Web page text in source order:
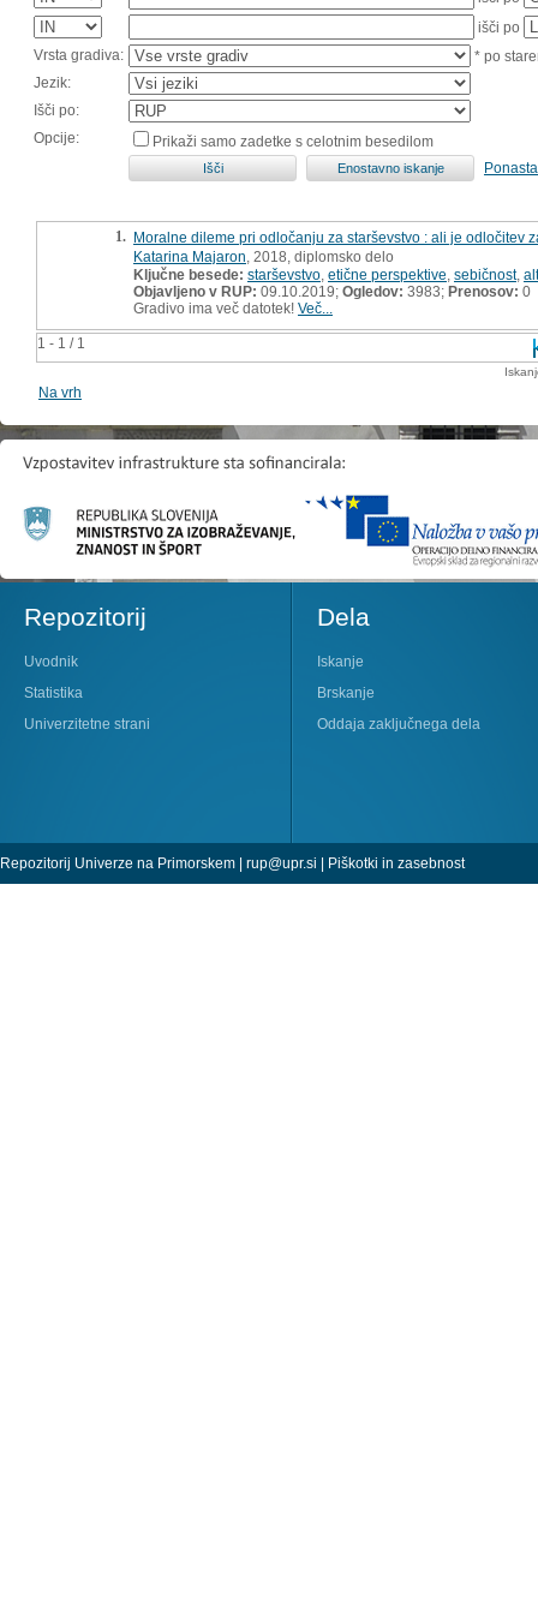
išči po
Vrsta gradiva:
* po
Jezik:
Išči po:
Opcije:
Prikaži samo zadetke s celotnim besedilom
1 - 1 / 1
1. Moralne dileme pri odločanju za starševstvo : ali je odločitev
Katarina Majaron , 2018, diplomsko delo
Ključne besede: starševstvo etične perspektive sebičnost,
Objavljeno v RUP: 09.10.2019; Ogledov: 3983; Prenosov: 0
Gradivo ima več datotek! Več...
Na vrh
Repozitorij
Uvodnik
Statistika
Univerzitetne strani
Dela
Iskanje
Brskanje
Oddaja zaključnega dela
Repozitorij Univerze na Primorskem | rup@upr.si | Piškotki in zasebnost